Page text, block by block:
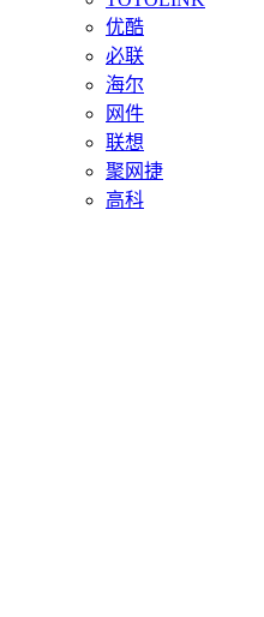
优酷
必联
海尔
网件
联想
聚网捷
高科